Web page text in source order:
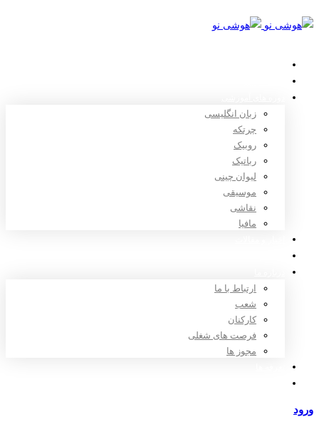
زبان انگلیسی
چرتکه
روبیک
رباتیک
لیوان چینی
موسیقی
نقاشی
مافیا
ارتباط با ما
شعب
کارکنان
فرصت های شغلی
مجوز ها
ورود